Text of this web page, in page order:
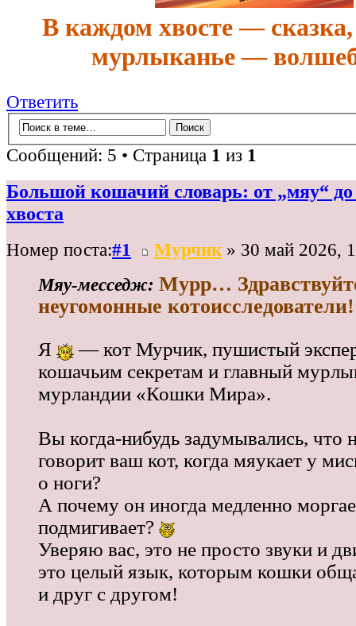
В каждом хвосте —
мурлыканье —
Ответить
Сообщений: 5 • Страница 1 из 1
Большой кошачий словарь: от „мяу“
хвоста
Номер поста:#1 Мурчик» 30 май 2026,
Мяу‑месседж: Мурр…
неугомонные котоисследователи!
Я
— кот Мурчик, пушистый
кошачьим секретам и главный
мурландии «Кошки Мира».
Вы когда‑нибудь задумывались, что
говорит ваш кот, когда мяукает у
о ноги?
А почему он иногда медленно
подмигивает?
Уверяю вас, это не просто звуки и
это целый язык, которым кошки
и друг с другом!